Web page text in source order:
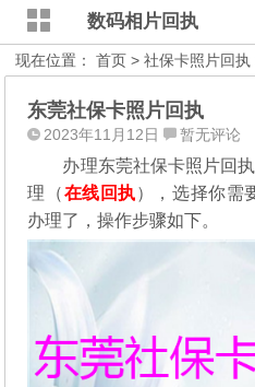
数码相片回执
现在位置：首页 >社保卡照片回执
东莞社保卡照片回执
2023年11月12日 暂无评论
办理东莞社保卡照片回
理（在线回执），选择你需
办理了，操作步骤如下。